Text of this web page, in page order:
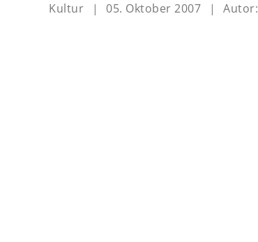
Kultur | 05. Oktober 2007 | Autor: